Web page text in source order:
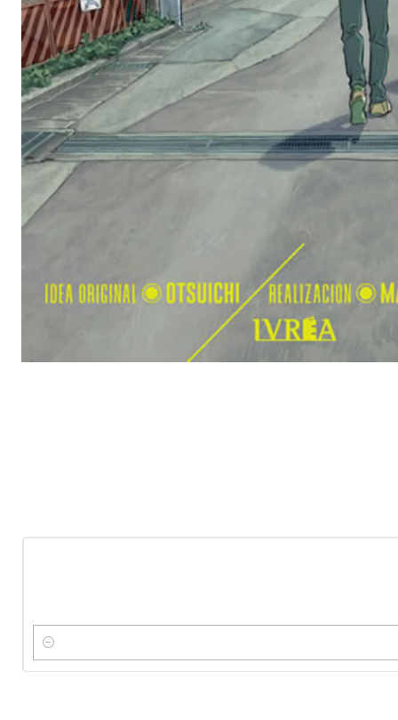
Cantidad